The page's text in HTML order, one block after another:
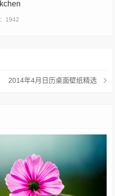
1942
2014年4月日历桌面壁纸精选